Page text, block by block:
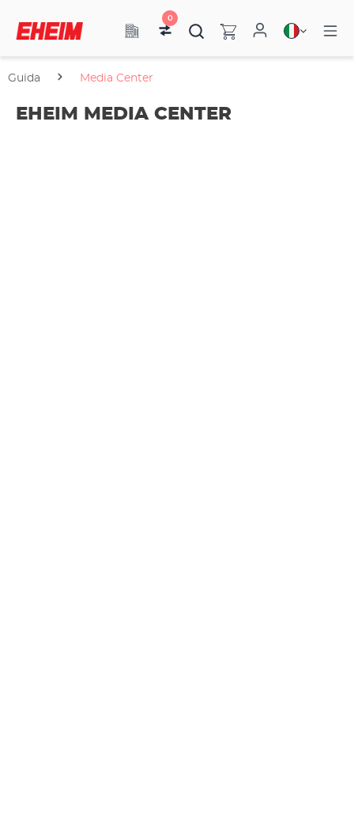
0
Guida Media Center
EHEIM MEDIA CENTER